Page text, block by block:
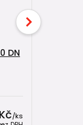
DN
/ks